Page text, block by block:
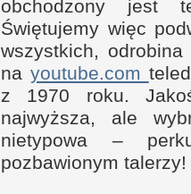
obchodzony jest
Świętujemy więc
wszystkich,
na youtube.com
z 1 970 roku.
najwyższa, ale
nietypowa –
pozbawionym